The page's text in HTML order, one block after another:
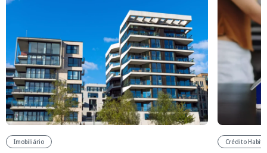
Imobiliário Crédito